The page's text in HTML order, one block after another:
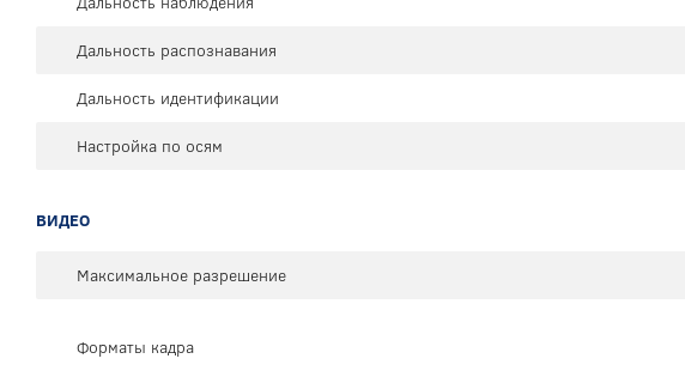
Дальность распознавания
Дальность идентификации
Настройка по осям
ВИДЕО
Максимальное разрешение
Форматы кадра